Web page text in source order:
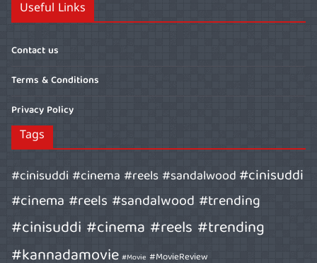
Useful Links
Contact us
Terms & Conditions
Privacy Policy
Tags
#cinisuddi #cinema #reels #sandalwood#cinisuddi
#cinema #reels #sandalwood #trending
#cinisuddi #cinema #reels #trending
#kannadamovie #Movie #MovieReview